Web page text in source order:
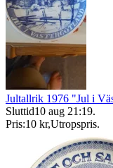
Jultallrik 1976 "Jul i
Sluttid10 aug 21:19.
Pris:10 kr,Utropspris.